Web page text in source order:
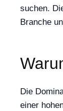
suchen.
Branche
Die
einer